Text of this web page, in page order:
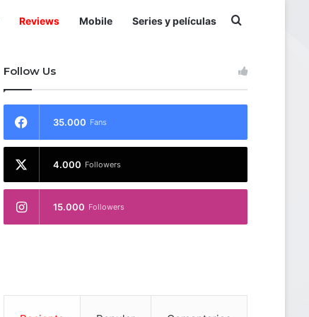
Reviews Mobile Series y películas
Follow Us
35.000 Fans
4.000 Followers
15.000 Followers